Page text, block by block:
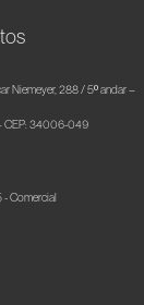
Niemeyer, 288 / 5º andar –
CEP: 34006-049
Comercial